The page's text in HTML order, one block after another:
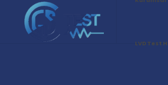
LVD Test